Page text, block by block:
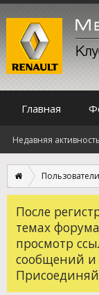
Пользователи
После
темах
просмотр
сообщений и
Главная
Недавняя активность